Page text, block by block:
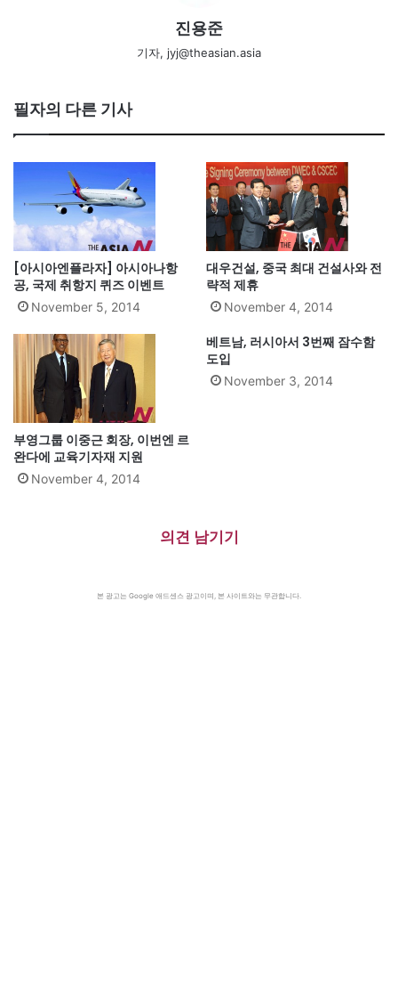
진용준
기자, jyj@theasian.asia
필자의 다른 기사
[아시아엔플라자] 아시아나항
공, 국제 취항지 퀴즈 이벤트
November 5, 2014
대우건설, 중국 최대 건설사와 전
략적 제휴
November 4, 2014
부영그룹 이중근 회장, 이번엔 르
완다에 교육기자재 지원
November 4, 2014
베트남, 러시아서 3번째 잠수함
도입
November 3, 2014
의견 남기기
본 광고는 Google 애드센스 광고이며, 본 사이트와는 무관합니다.